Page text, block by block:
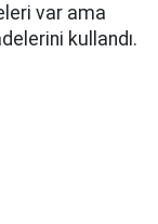
var ama
kullandı.